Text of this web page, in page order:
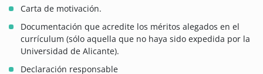
Carta de motivación.
Documentación que acredite los méritos alegados en el
currículum (sólo aquella que no haya sido expedida por la
Universidad de Alicante).
Declaración responsable